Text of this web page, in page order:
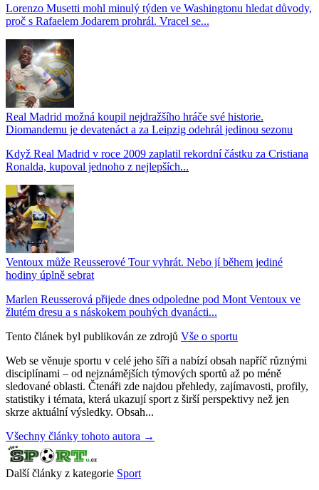
Lorenzo Musetti mohl minulý týden ve Washingtonu hledat důvody,
proč s Rafaelem Jodarem prohrál. Vracel se...
Real Madrid možná koupil nejdražšího hráče své historie.
Diomandemu je devatenáct a za Leipzig odehrál jedinou sezonu
Když Real Madrid v roce 2009 zaplatil rekordní částku za Cristiana
Ronalda, kupoval jednoho z nejlepších...
Ventoux může Reusserové Tour vyhrát. Nebo jí během jediné
hodiny úplně sebrat
Marlen Reusserová přijede dnes odpoledne pod Mont Ventoux ve
žlutém dresu a s náskokem pouhých dvanácti...
Tento článek byl publikován ze zdrojů Vše o sportu
Web se věnuje sportu v celé jeho šíři a nabízí obsah napříč různými
disciplínami – od nejznámějších týmových sportů až po méně
sledované oblasti. Čtenáři zde najdou přehledy, zajímavosti, profily,
statistiky i témata, která ukazují sport z širší perspektivy než jen
skrze aktuální výsledky. Obsah...
Všechny články tohoto autora →
Další články z kategorie Sport